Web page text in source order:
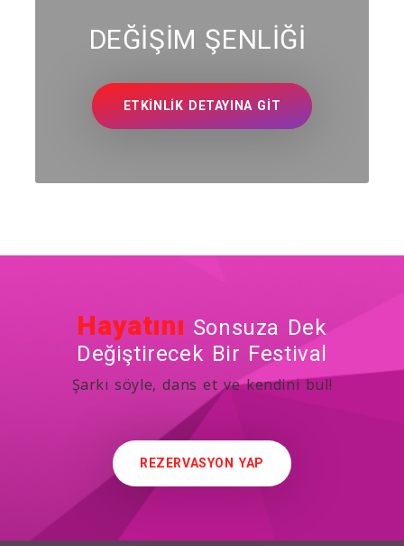
DEĞİŞİM ŞENLİĞİ
ETKINLIK DETAYINA GIT
Hayatını Sonsuza Dek
Değiştirecek Bir Festival
Şarkı söyle, dans et ve kendini bul!
REZERVASYON YAP